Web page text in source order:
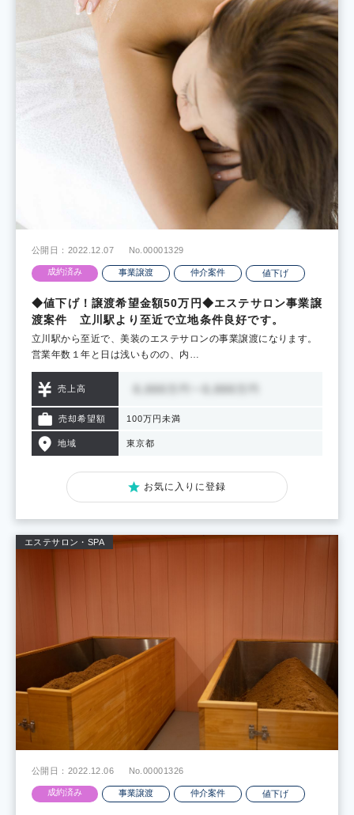
公開日：2022.12.07 No.00001329
成約済み 事業譲渡 仲介案件 値下げ
◆値下げ！譲渡希望金額50万円◆エステサロン事業譲
渡案件 立川駅より至近で立地条件良好です。
立川駅から至近で、美装のエステサロンの事業譲渡になります。
営業年数１年と日は浅いものの、内…
売上高
売却希望額 100万円未満
地域 東京都
お気に入りに登録
エステサロン・SPA
公開日：2022.12.06 No.00001326
成約済み 事業譲渡 仲介案件 値下げ